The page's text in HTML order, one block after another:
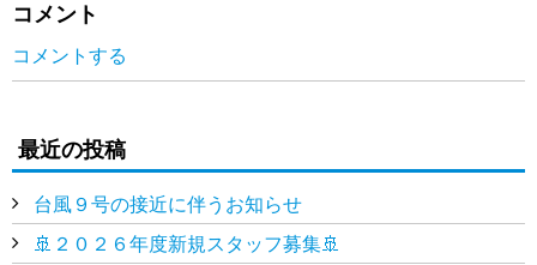
コメント
コメントする
最近の投稿
台風９号の接近に伴うお知らせ
🚢２０２６年度新規スタッフ募集🚢